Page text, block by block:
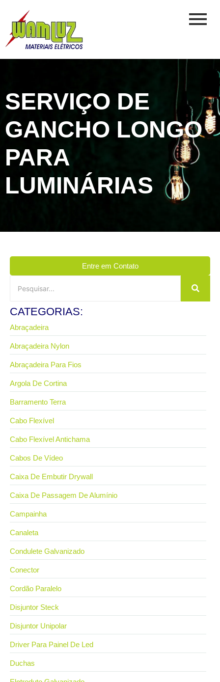
SERVIÇO DE
GANCHO LONGO
PARA
LUMINÁRIAS
Entre em Contato
CATEGORIAS:
Abraçadeira
Abraçadeira Nylon
Abraçadeira Para Fios
Argola De Cortina
Barramento Terra
Cabo Flexível
Cabo Flexível Antichama
Cabos De Vídeo
Caixa De Embutir Drywall
Caixa De Passagem De Alumínio
Campainha
Canaleta
Condulete Galvanizado
Conector
Cordão Paralelo
Disjuntor Steck
Disjuntor Unipolar
Driver Para Painel De Led
Duchas